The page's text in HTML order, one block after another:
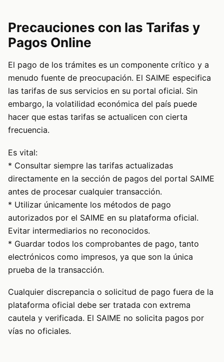
Precauciones con las Tarifas y
Pagos Online
El pago de los trámites es un componente crítico y a
menudo fuente de preocupación. El SAIME especifica
las tarifas de sus servicios en su portal oficial. Sin
embargo, la volatilidad económica del país puede
hacer que estas tarifas se actualicen con cierta
frecuencia.
Es vital:
* Consultar siempre las tarifas actualizadas
directamente en la sección de pagos del portal SAIME
antes de procesar cualquier transacción.
* Utilizar únicamente los métodos de pago
autorizados por el SAIME en su plataforma oficial.
Evitar intermediarios no reconocidos.
* Guardar todos los comprobantes de pago, tanto
electrónicos como impresos, ya que son la única
prueba de la transacción.
Cualquier discrepancia o solicitud de pago fuera de la
plataforma oficial debe ser tratada con extrema
cautela y verificada. El SAIME no solicita pagos por
vías no oficiales.